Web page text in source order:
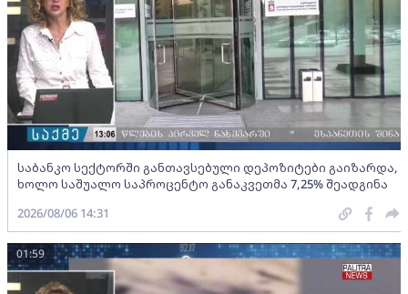
საბანკო სექტორში განთავსებული დეპოზიტები გაიზარდა,
ხოლო საშუალო საპროცენტო განაკვეთმა 7,25% შეადგინა
2026/08/06 14:31
01:59